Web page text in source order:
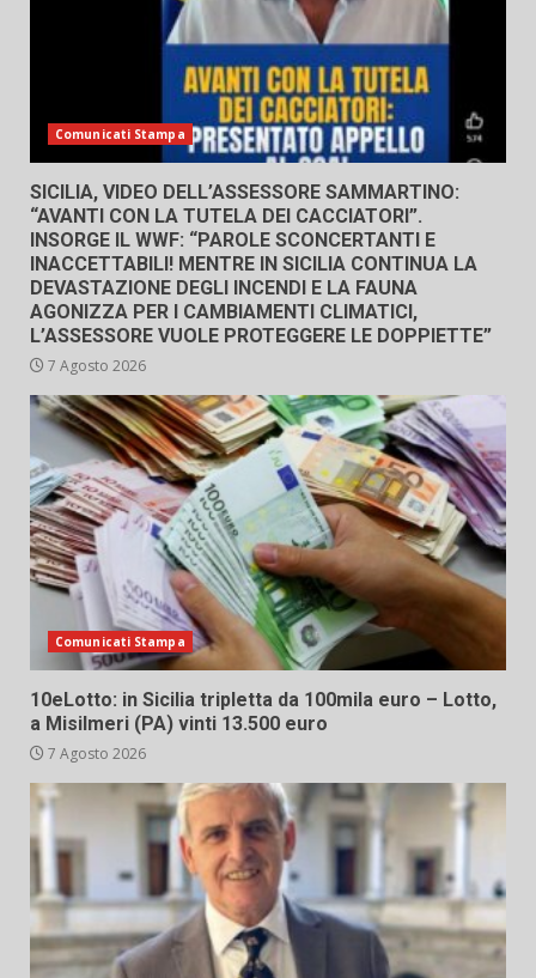
Comunicati Stampa
SICILIA, VIDEO DELL’ASSESSORE SAMMARTINO:
“AVANTI CON LA TUTELA DEI CACCIATORI”.
INSORGE IL WWF: “PAROLE SCONCERTANTI E
INACCETTABILI! MENTRE IN SICILIA CONTINUA LA
DEVASTAZIONE DEGLI INCENDI E LA FAUNA
AGONIZZA PER I CAMBIAMENTI CLIMATICI,
L’ASSESSORE VUOLE PROTEGGERE LE DOPPIETTE”
7 Agosto 2026
Comunicati Stampa
10eLotto: in Sicilia tripletta da 100mila euro – Lotto,
a Misilmeri (PA) vinti 13.500 euro
7 Agosto 2026